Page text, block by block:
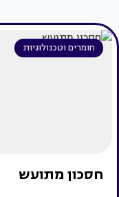
חומרים וטכנולוגיות
חסכון מתועש